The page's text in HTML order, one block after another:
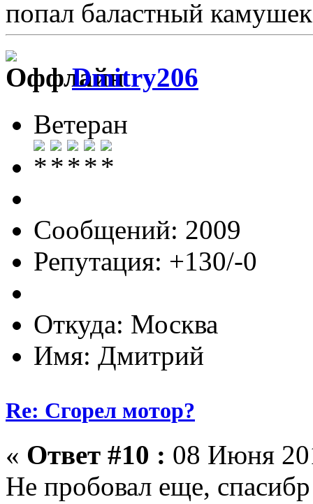
попал баластный
Dmitry206
Ветеран
Сообщений: 2009
Репутация: +130/-0
Откуда: Москва
Имя: Дмитрий
Re: Сгорел мотор?
« Ответ #10 : 08 Июня
Не пробовал еще,